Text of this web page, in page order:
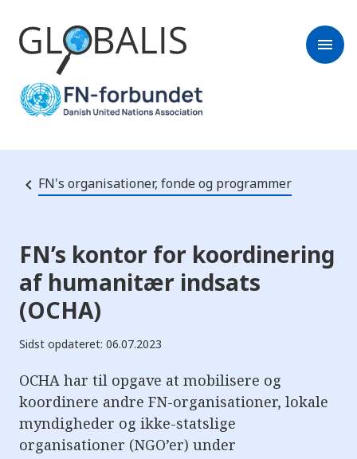
menu
FN's organisationer, fonde og programmer
FN’s kontor for koordinering
af humanitær indsats
(OCHA)
Sidst opdateret: 06.07.2023
OCHA har til opgave at mobilisere og
koordinere andre FN-organisationer, lokale
myndigheder og ikke-statslige
organisationer (NGO’er) under